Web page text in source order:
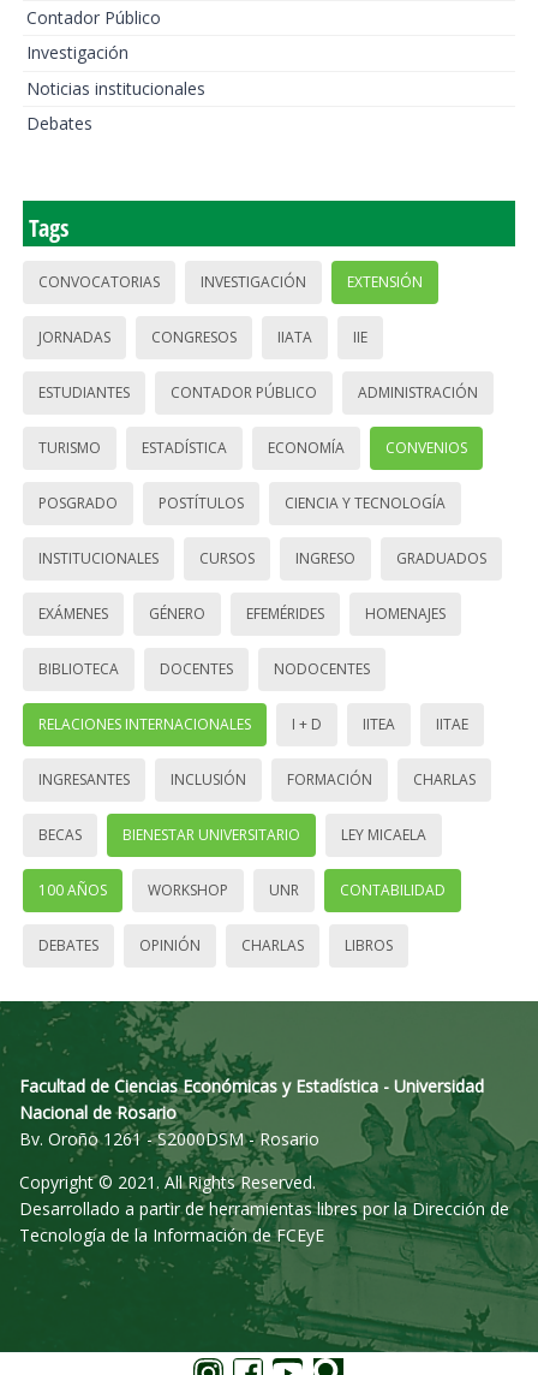
Contador Público
Investigación
Noticias institucionales
Debates
Tags
CONVOCATORIAS INVESTIGACIÓN EXTENSIÓN
JORNADAS CONGRESOS IIATA IIE
ESTUDIANTES CONTADOR PÚBLICO ADMINISTRACIÓN
TURISMO ESTADÍSTICA ECONOMÍA CONVENIOS
POSGRADO POSTÍTULOS CIENCIA Y TECNOLOGÍA
INSTITUCIONALES CURSOS INGRESO GRADUADOS
EXÁMENES GÉNERO EFEMÉRIDES HOMENAJES
BIBLIOTECA DOCENTES NODOCENTES
RELACIONES INTERNACIONALES I + D IITEA IITAE
INGRESANTES INCLUSIÓN FORMACIÓN CHARLAS
BECAS BIENESTAR UNIVERSITARIO LEY MICAELA
100 AÑOS WORKSHOP UNR CONTABILIDAD
DEBATES OPINIÓN CHARLAS LIBROS
Facultad de Ciencias Económicas y Estadística - Universidad
Nacional de Rosario
Bv. Oroño 1261 - S2000DSM - Rosario
Copyright © 2021. All Rights Reserved.
Desarrollado a partir de herramientas libres por la Dirección de
Tecnología de la Información de FCEyE